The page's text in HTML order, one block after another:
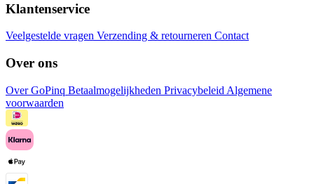
Klantenservice
Veelgestelde vragen Verzending & retourneren Contact
Over ons
Over GoPinq Betaalmogelijkheden Privacybeleid Algemene
voorwaarden